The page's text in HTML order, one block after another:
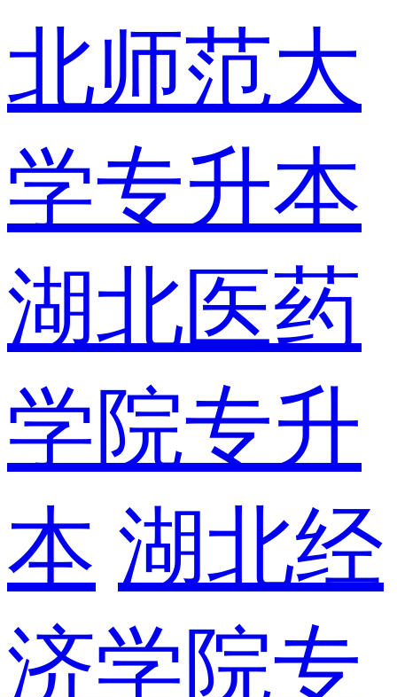
北师范大
学专升本
湖北医药
学院专升
本 湖北经
济学院专